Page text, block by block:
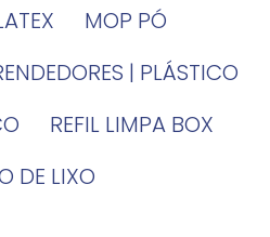
MOP PÓ
| PLÁSTICO
REFIL LIMPA BOX
DE LIXO